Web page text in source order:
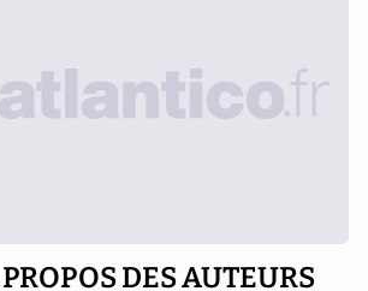
DES AUTEURS